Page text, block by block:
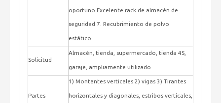
oportuno Excelente rack de almacén de
seguridad 7. Recubrimiento de polvo
estático
Solicitud
Almacén, tienda, supermercado, tienda 4S,
garaje, ampliamente utilizado
Partes
1) Montantes verticales 2) vigas 3) Tirantes
horizontales y diagonales, estribos verticales,